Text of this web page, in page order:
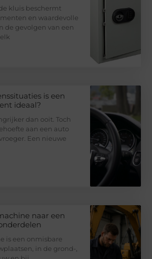
kluis beschermt
en waardevolle
de gevolgen van een
is een
ideaal?
dan ooit. Toch
aan een auto
Een nieuwe
naar een
is een onmisbare
in de grond-,